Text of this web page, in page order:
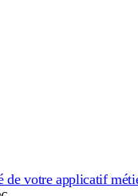
de votre applicatif